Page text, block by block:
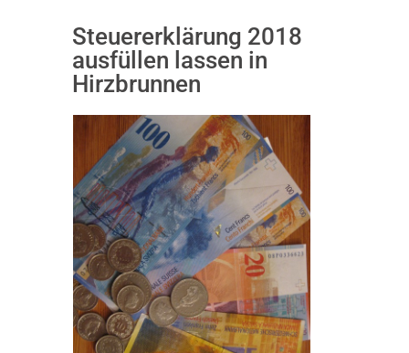
Steuererklärung 2018
ausfüllen lassen in
Hirzbrunnen